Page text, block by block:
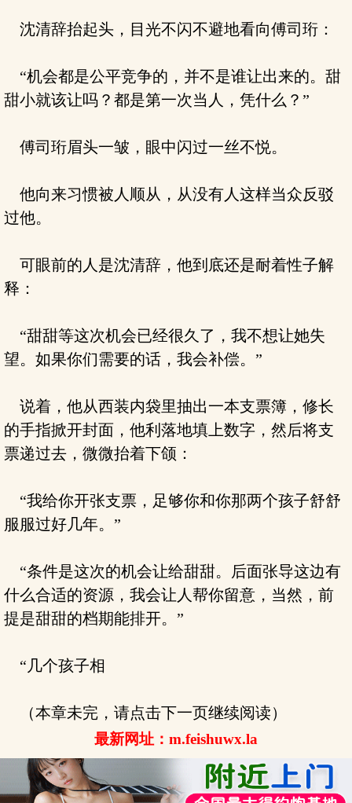
沈清辞抬起头，目光不闪不避地看向傅司珩：
“机会都是公平竞争的，并不是谁让出来的。甜
甜小就该让吗？都是第一次当人，凭什么？”
傅司珩眉头一皱，眼中闪过一丝不悦。
他向来习惯被人顺从，从没有人这样当众反驳
过他。
可眼前的人是沈清辞，他到底还是耐着性子解
释：
“甜甜等这次机会已经很久了，我不想让她失
望。如果你们需要的话，我会补偿。”
说着，他从西装内袋里抽出一本支票簿，修长
的手指掀开封面，他利落地填上数字，然后将支
票递过去，微微抬着下颌：
“我给你开张支票，足够你和你那两个孩子舒舒
服服过好几年。”
“条件是这次的机会让给甜甜。后面张导这边有
什么合适的资源，我会让人帮你留意，当然，前
提是甜甜的档期能排开。”
“几个孩子相
（本章未完，请点击下一页继续阅读）
最新网址：m.feishuwx.la